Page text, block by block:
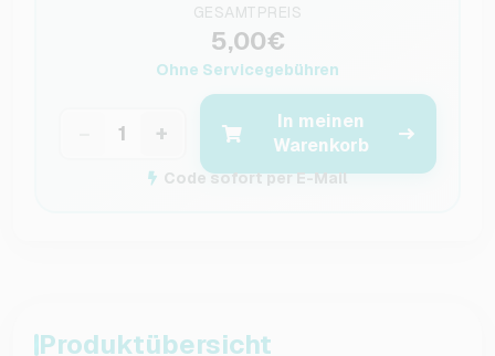
GESAMTPREIS
5,00€
Ohne Servicegebühren
+
In meinen
Warenkorb
Code sofort per E-Mail
Produktübersicht